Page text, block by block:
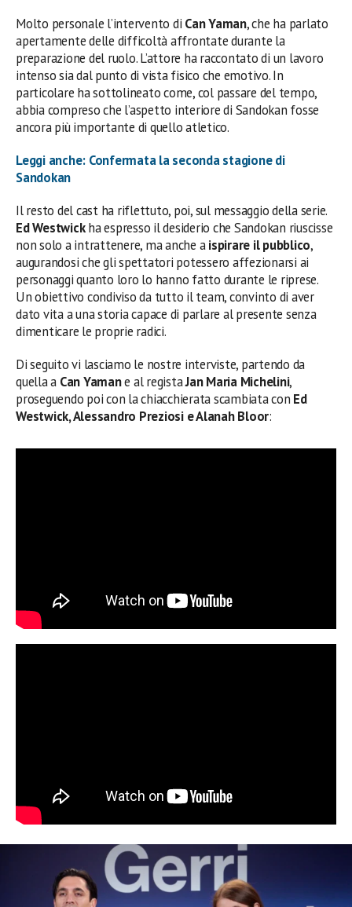
Molto personale l’intervento di Can Yaman, che ha parlato
apertamente delle difficoltà affrontate durante la
preparazione del ruolo. L’attore ha raccontato di un lavoro
intenso sia dal punto di vista fisico che emotivo. In
particolare ha sottolineato come, col passare del tempo,
abbia compreso che l’aspetto interiore di Sandokan fosse
ancora più importante di quello atletico.
Leggi anche: Confermata la seconda stagione di
Sandokan
Il resto del cast ha riflettuto, poi, sul messaggio della serie.
Ed Westwickha espresso il desiderio che Sandokan riuscisse
non solo a intrattenere, ma anche aispirare il pubblico,
augurandosi che gli spettatori potessero affezionarsi ai
personaggi quanto loro lo hanno fatto durante le riprese.
Un obiettivo condiviso da tutto il team, convinto di aver
dato vita a una storia capace di parlare al presente senza
dimenticare le proprie radici.
Di seguito vi lasciamo le nostre interviste, partendo da
quella a Can Yamane al registaJan Maria Michelini,
proseguendo poi con la chiacchierata scambiata con Ed
Westwick, Alessandro Preziosi e Alanah Bloor: